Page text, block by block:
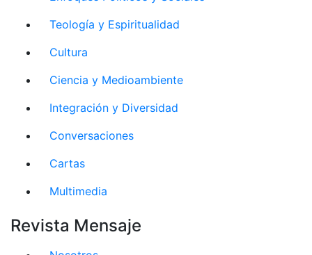
Teología y Espiritualidad
Cultura
Ciencia y Medioambiente
Integración y Diversidad
Conversaciones
Cartas
Multimedia
Revista Mensaje